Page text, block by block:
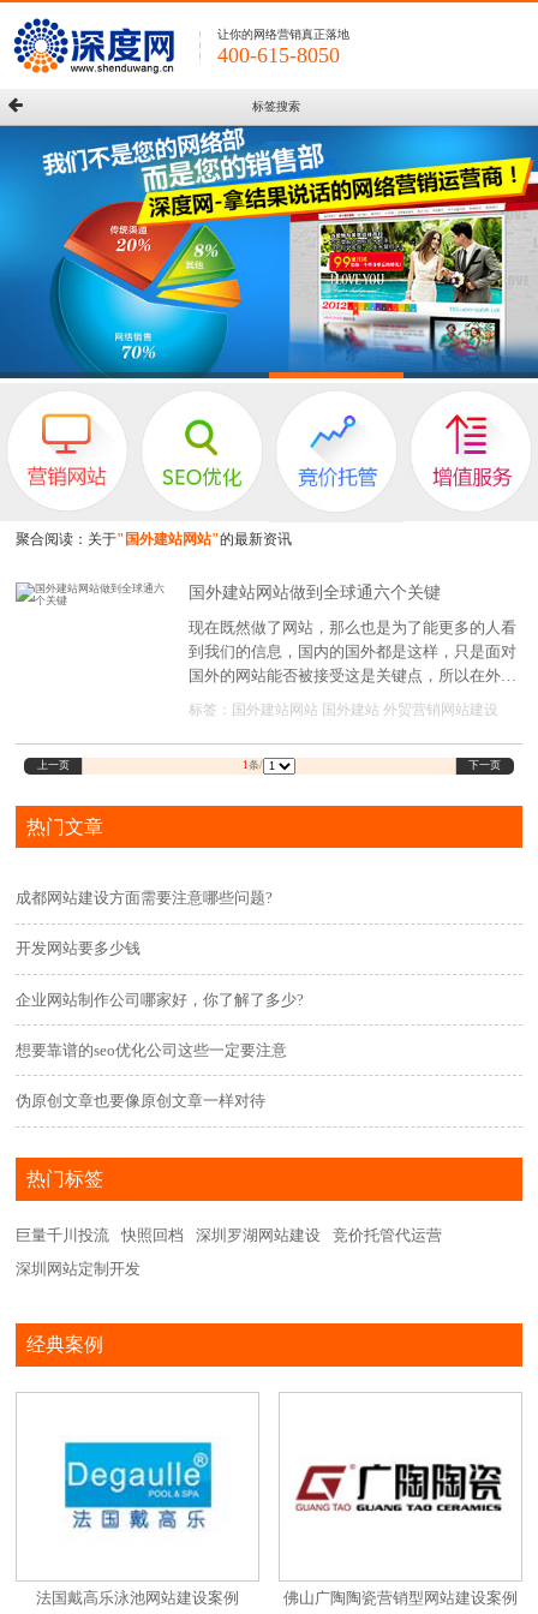
让你的网络营销真正落地
400-615-8050
标签搜索
聚合阅读：关于"国外建站网站"的最新资讯
国外建站网站做到全球通六个关键
现在既然做了网站，那么也是为了能更多的人看
到我们的信息，国内的国外都是这样，只是面对
国外的网站能否被接受这是关键点，所以在外贸
建站?时，需要注意哪些问题。
标签： 国外建站网站 国外建站 外贸营销网站建设
上一页 1条/ 下一页
热门文章
成都网站建设方面需要注意哪些问题?
开发网站要多少钱
企业网站制作公司哪家好，你了解了多少?
想要靠谱的seo优化公司这些一定要注意
伪原创文章也要像原创文章一样对待
热门标签
巨量千川投流 快照回档 深圳罗湖网站建设
竞价托管代运营
深圳网站定制开发
经典案例
法国戴高乐泳池网站建设案例 佛山广陶陶瓷营销型网站建设案例